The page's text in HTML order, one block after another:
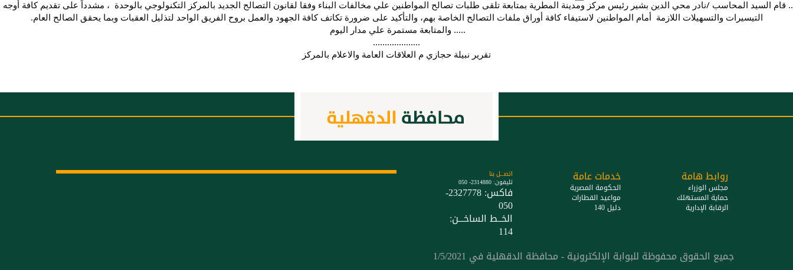
..
التيسيرات والتسهيلات اللازمة  أمام المواطنين لاستيفاء كافة أوراق ملفات التصالح الخاصة بهم، والتأكيد على ضرورة تكاتف كافة الجهود والعمل بروح الفريق الواحد لتذليل العقبات وبما يحقق الصالح العام.
..... والمتابعة مستمرة علي مدار اليوم
....................
تقرير نبيلة حجازي م العلاقات العامة والاعلام بالمركز
روابط هامة
مجلس الوزراء
حماية المستهلك
الرقابة الإدارية
خدمات عامة
الحكومة المصرية
مواعيد القطارات
دليل 140
اتصـــل بنا
تليفون: 2314880- 050
فاكس: 2327778-
050
الخــط الساخـــن:
114
جميع الحقوق محفوظة للبوابة الإلكترونية - محافظة الدقهلية في 1/5/2021